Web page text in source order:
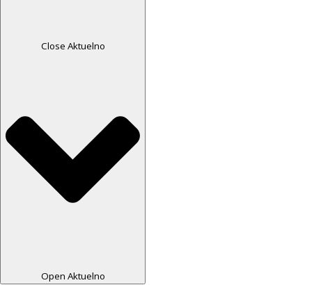
Close Aktuelno
Open Aktuelno